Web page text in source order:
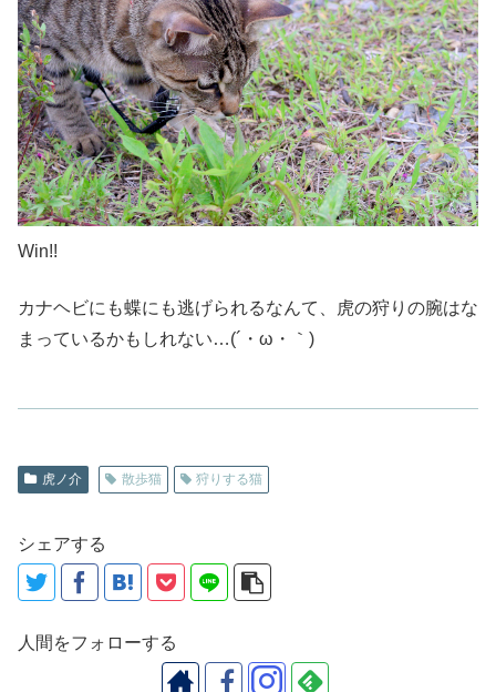
Win!!
カナヘビにも蝶にも逃げられるなんて、虎の狩りの腕はな
まっているかもしれない…(´・ω・｀)
虎ノ介 散歩猫 狩りする猫
シェアする
人間をフォローする